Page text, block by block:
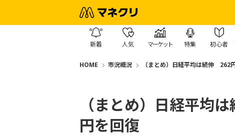
新着 人気 マーケット 特集 初心者
HOME 市況概況 （まとめ）日経平均は続伸 262
（まとめ）日経平均
円を回復